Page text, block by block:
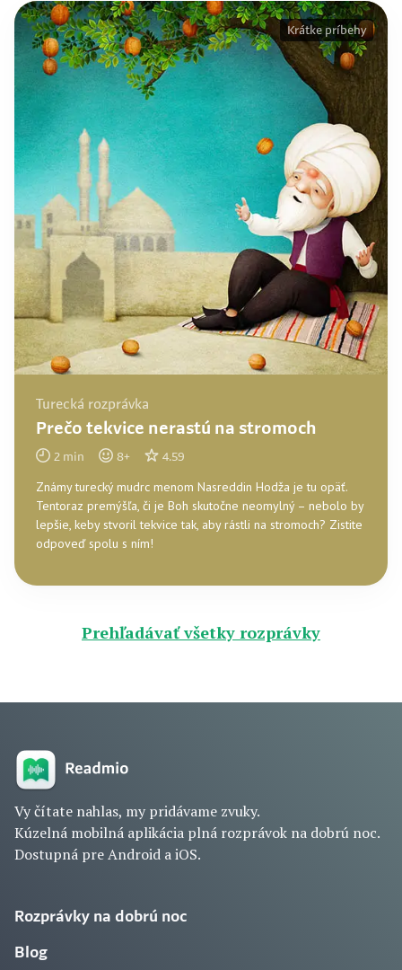
Turecká rozprávka
Prečo tekvice nerastú na stromoch
2 min 8+ 4.59
Známy turecký mudrc menom Nasreddin Hodža je tu opäť.
Tentoraz premýšľa, či je Boh skutočne neomylný – nebolo by
lepšie, keby stvoril tekvice tak, aby rástli na stromoch? Zistite
odpoveď spolu s ním!
Krátke príbehy
Prehľadávať všetky rozprávky
Vy čítate nahlas, my pridávame zvuky.
Kúzelná mobilná aplikácia plná rozprávok na dobrú noc.
Dostupná pre Android a iOS.
Rozprávky na dobrú noc
Blog